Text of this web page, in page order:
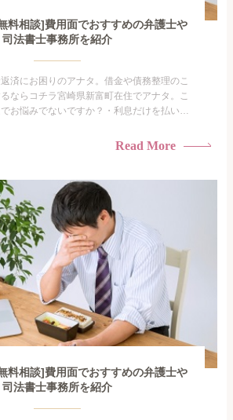
料相談]費用面でおすすめの弁護士や
司法書士事務所を紹介
済にお困りのアナタ。借金や債務整理のこ
ならコチラ宮崎県新富町在住でアナタ。こ
お悩みでないですか？・利息だけを払い続
の催促、取り立てで憂鬱になる。・闇金に
Read More
料相談]費用面でおすすめの弁護士や
司法書士事務所を紹介